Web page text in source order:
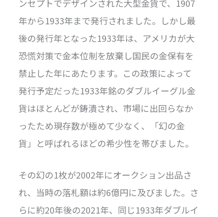
ンセプトでデザインされた大型金貨で、1907
年から1933年まで発行されました。しかし最
後の発行年となった1933年は、アメリカが大
恐慌対策で金本位制を放棄し国民の金保有を
禁止した年にあたります。この政策によって
発行予定だった1933年銘のダブルイーグル金
貨はほとんどが鋳潰され、市場に出回らなか
ったため現存数が極めて少なく、「幻の金
貨」と呼ばれるほどの希少性を帯びました。
その幻の1枚が2002年にオークション出品さ
れ、当時の落札額は約6億円に及びました。さ
らに約20年後の2021年、同じ1933年ダブルイ